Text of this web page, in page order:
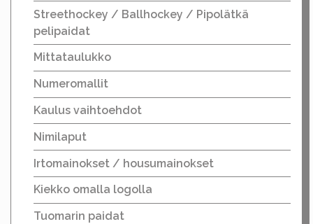
Streethockey / Ballhockey / Pipolätkä
pelipaidat
Mittataulukko
Numeromallit
Kaulus vaihtoehdot
Nimilaput
Irtomainokset / housumainokset
Kiekko omalla logolla
Tuomarin paidat